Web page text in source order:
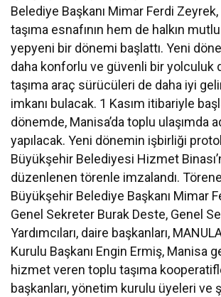
Belediye Başkanı Mimar Ferdi
taşıma esnafının hem de halkın
yepyeni bir dönemi başlattı. Yeni
daha konforlu ve güvenli bir yolculuk
taşıma araç sürücüleri de daha iyi
imkanı bulacak. 1 Kasım itibariyle
dönemde, Manisa’da toplu ulaşımda
yapılacak. Yeni dönemin işbirliği
Büyükşehir Belediyesi Hizmet
düzenlenen törenle imzalandı.
Büyükşehir Belediye Başkanı Mimar
Genel Sekreter Burak Deste, Genel
Yardımcıları, daire başkanları,
Kurulu Başkanı Engin Ermiş, Manisa
hizmet veren toplu taşıma
başkanları, yönetim kurulu üyeleri ve